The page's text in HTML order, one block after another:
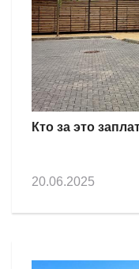
Кто за это
20.06.2025